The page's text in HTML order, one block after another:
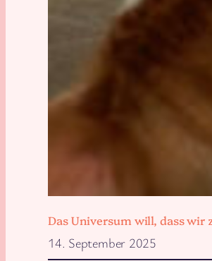
Das Universum will, dass wir
14. September 2025